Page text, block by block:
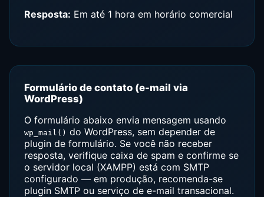
Resposta: Em até 1 hora em horário comercial
Formulário de contato (e-mail via
WordPress)
O formulário abaixo envia mensagem usando
wp_mail() do WordPress, sem depender de
plugin de formulário. Se você não receber
resposta, verifique caixa de spam e confirme se
o servidor local (XAMPP) está com SMTP
configurado — em produção, recomenda-se
plugin SMTP ou serviço de e-mail transacional.